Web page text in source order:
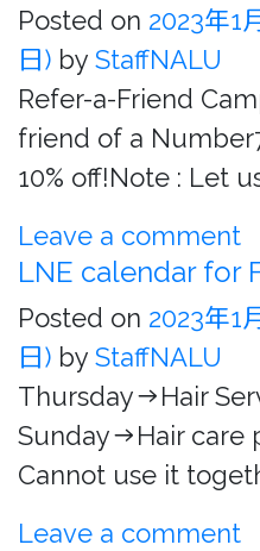
Posted on 2023年1
日) by StaffNALU
Refer-a-Friend
friend of a
10% off!Note : Let
Leave a comment
LNE calendar for
Posted on 2023年1
日) by StaffNALU
Thursday→Hair
Sunday→Hair care
Cannot use it
Leave a comment